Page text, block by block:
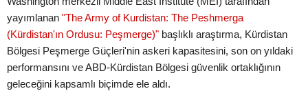
yayımlanan "The Army of Kurdistan: The Peshmerga
(Kürdistan'ın Ordusu: Peşmerge)" başlıklı araştırma, Kürdistan
Bölgesi Peşmerge Güçleri'nin askeri kapasitesini, son on yıldaki
performansını ve ABD-Kürdistan Bölgesi güvenlik ortaklığının
geleceğini kapsamlı biçimde ele aldı.